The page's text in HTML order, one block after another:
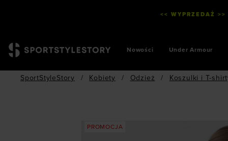
<< WYPRZEDAŻ
Nowości Under Armour
SportStyleStory / Kobiety / Odzież / Koszulki i T-
PROMOCJA